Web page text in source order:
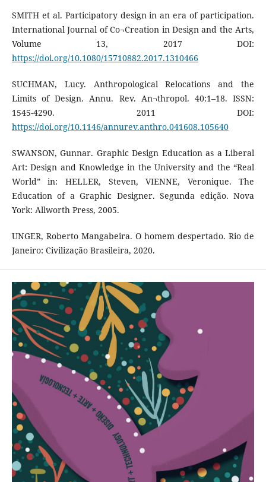
SMITH et al. Participatory design in an era of participation.
International Journal of Co¬Creation in Design and the Arts,
Volume 13, 2017 DOI:
https://doi.org/10.1080/15710882.2017.1310466
SUCHMAN, Lucy. Anthropological Relocations and the
Limits of Design. Annu. Rev. An¬thropol. 40:1–18. ISSN:
1545-4290. 2011 DOI:
https://doi.org/10.1146/annurev.anthro.041608.105640
SWANSON, Gunnar. Graphic Design Education as a Liberal
Art: Design and Knowledge in the University and the “Real
World” in: HELLER, Steven, VIENNE, Veronique. The
Education of a Graphic Designer. Segunda edição. Nova
York: Allworth Press, 2005.
UNGER, Roberto Mangabeira. O homem despertado. Rio de
Janeiro: Civilização Brasileira, 2020.